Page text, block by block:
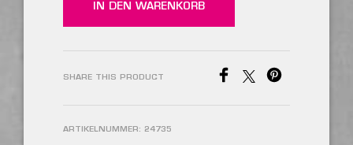
IN DEN WARENKORB
SHARE THIS PRODUCT
ARTIKELNUMMER: 24735